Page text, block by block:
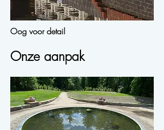
Oog voor detail
Onze aanpak